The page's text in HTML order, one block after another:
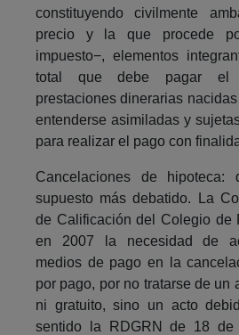
constituyendo civilmente
precio y la que procede
impuesto−, elementos
total que debe pagar el
prestaciones dinerarias
entenderse asimiladas y
para realizar el pago con
Cancelaciones de hipoteca:
supuesto más debatido. La
de Calificación del Colegio de
en 2007 la necesidad de
medios de pago en la
por pago, por no tratarse de un
ni gratuito, sino un acto
sentido la RDGRN de 18